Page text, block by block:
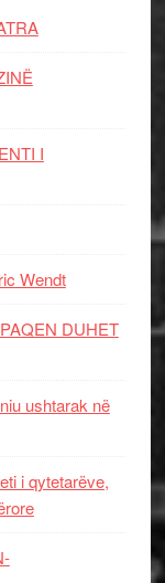
I
Wendt
DUHET
ushtarak në
i qytetarëve,